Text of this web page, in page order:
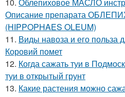
Описание препарата
(HIPPOPHAES OLEUM)
11. Виды навоза и его польза
Коровий помет
12. Когда сажать туи в
туи в открытый грунт
13. Какие растения можно